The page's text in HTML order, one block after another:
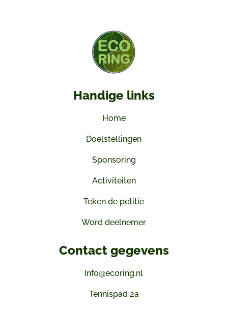
Handige links
Home
Doelstellingen
Sponsoring
Activiteiten
Teken de petitie
Word deelnemer
Contact gegevens
Info@ecoring.nl
Tennispad 2a